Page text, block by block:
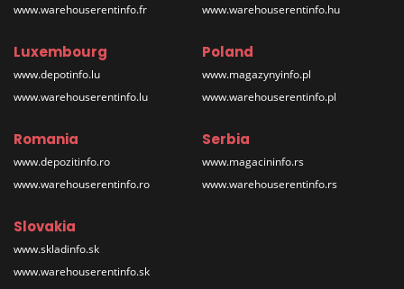
www.warehouserentinfo.fr
www.warehouserentinfo.hu
Luxembourg
www.depotinfo.lu
www.warehouserentinfo.lu
Poland
www.magazynyinfo.pl
www.warehouserentinfo.pl
Romania
www.depozitinfo.ro
www.warehouserentinfo.ro
Serbia
www.magacininfo.rs
www.warehouserentinfo.rs
Slovakia
www.skladinfo.sk
www.warehouserentinfo.sk